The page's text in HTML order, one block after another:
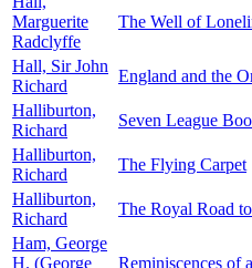
Marguerite
Radclyffe
The Well of
Hall, Sir John
Richard
England and the
Halliburton,
Richard
Seven League
Halliburton,
Richard
The Flying Carpet
Halliburton,
Richard
The Royal Road
Ham, George
H. (George
Reminiscences of